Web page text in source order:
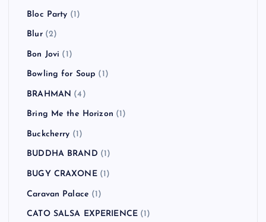
Bloc Party (1)
Blur(2)
Bon Jovi (1)
Bowling for Soup (1)
BRAHMAN (4)
Bring Me the Horizon (1)
Buckcherry (1)
BUDDHA BRAND (1)
BUGY CRAXONE(1)
Caravan Palace (1)
CATO SALSA EXPERIENCE (1)